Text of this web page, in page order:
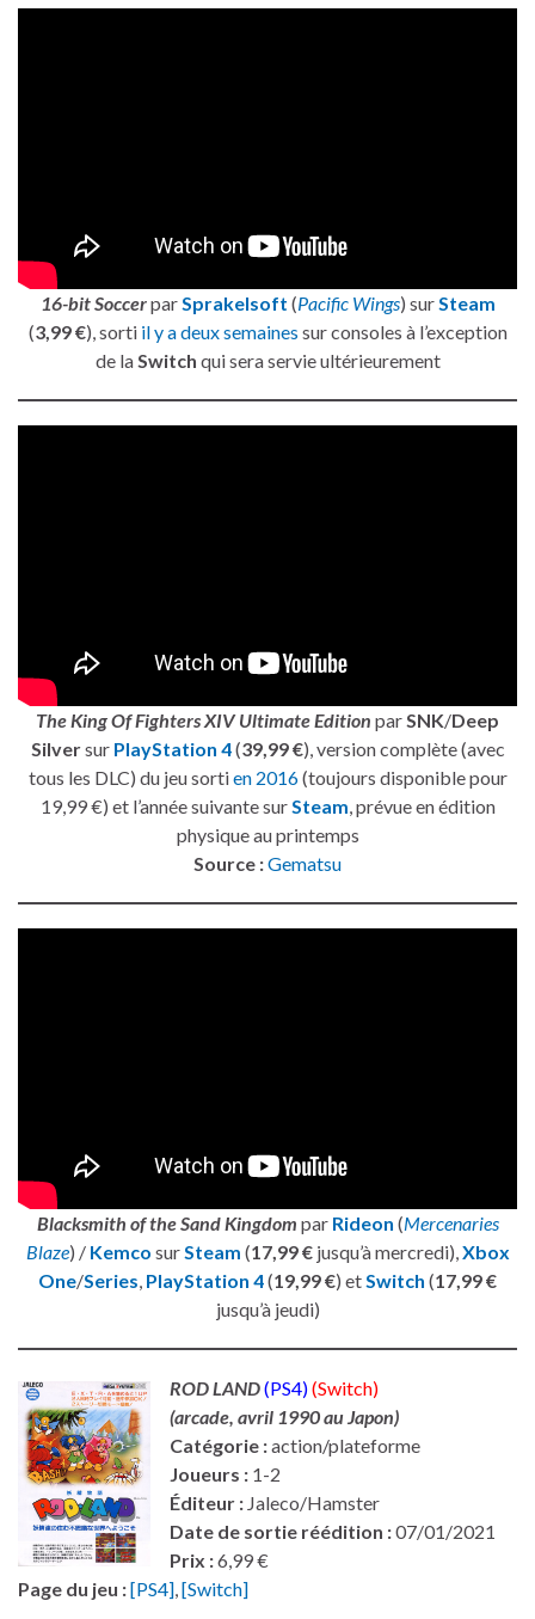
16-bit SoccerparSprakelsoft (Pacific Wings) surSteam
(3,99 €), sorti il y a deux semaines sur consoles à l’exception
de laSwitch qui sera servie ultérieurement
The King Of Fighters XIV Ultimate Edition parSNK/Deep
Silversur PlayStation 4(39,99 €), version complète (avec
tous les DLC) du jeu sortien 2016(toujours disponible pour
19,99 €) et l’année suivante surSteam, prévue en édition
physique au printemps
Source :Gematsu
Blacksmith of the Sand Kingdom par Rideon (Mercenaries
Blaze) / Kemco surSteam (17,99 €jusqu’à mercredi),Xbox
One/Series, PlayStation 4(19,99 €) etSwitch (17,99 €
jusqu’à jeudi)
ROD LAND(PS4)(Switch)
(arcade, avril 1990 au Japon)
Catégorie :action/plateforme
Joueurs : 1-2
Éditeur : Jaleco/Hamster
Date de sortie réédition :07/01/2021
Prix :6,99 €
Page du jeu :[PS4],[Switch]